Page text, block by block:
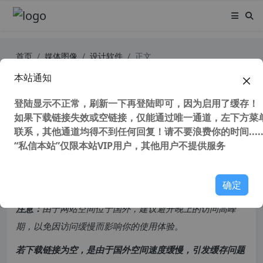
首页 媒体图像 设计软件 正文
AutoCAD 2008 32位官方简体中文注
册版支持win7/win8/winxp
48,648 次浏览次阅读
注意：由于网站空间位于国外，建议避开晚上的访问高峰
期，以免因访问缓慢而影响你的使用体验。
若下载链接为空，是由于国外空间速度缓慢，引发缓存问题
本站通知
登陆显示不正常，刷新一下再登陆即可，因为启用了缓存！
如果下载链接失效或空链接，仅能通过唯一通道，左下方菜
联系，其他通道均得不到任何回复！请不要浪费你的时间
“私信本站”仅限本站VIP用户，其他用户不提供服务
确定